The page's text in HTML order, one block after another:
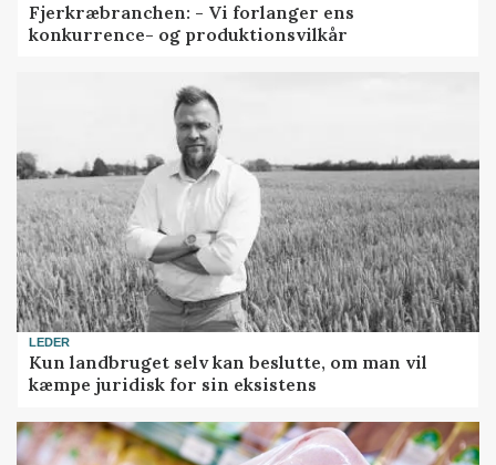
Fjerkræbranchen: - Vi forlanger ens
konkurrence- og produktionsvilkår
LEDER
Kun landbruget selv kan beslutte, om man vil
kæmpe juridisk for sin eksistens